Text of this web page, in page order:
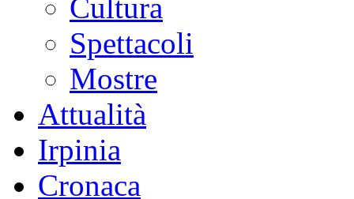
Cultura
Spettacoli
Mostre
Attualità
Irpinia
Cronaca